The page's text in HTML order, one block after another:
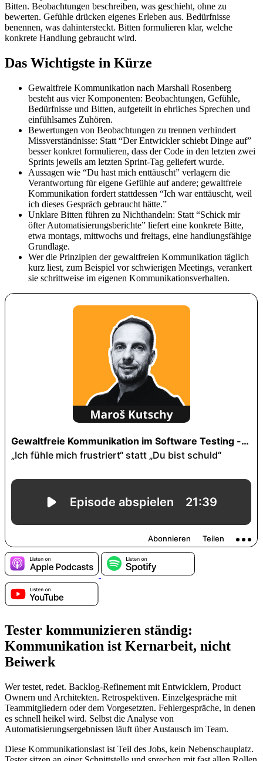
Bitten. Beobachtungen beschreiben, was geschieht, ohne zu
bewerten. Gefühle drücken eigenes Erleben aus. Bedürfnisse
benennen, was dahintersteckt. Bitten formulieren klar, welche
konkrete Handlung gebraucht wird.
Das Wichtigste in Kürze
Gewaltfreie Kommunikation nach Marshall Rosenberg
besteht aus vier Komponenten: Beobachtungen, Gefühle,
Bedürfnisse und Bitten, aufgeteilt in ehrliches Sprechen und
einfühlsames Zuhören.
Bewertungen von Beobachtungen zu trennen verhindert
Missverständnisse: Statt “Der Entwickler schiebt Dinge auf”
besser konkret formulieren, dass der Code in den letzten zwei
Sprints jeweils am letzten Sprint-Tag geliefert wurde.
Aussagen wie “Du hast mich enttäuscht” verlagern die
Verantwortung für eigene Gefühle auf andere; gewaltfreie
Kommunikation fordert stattdessen “Ich war enttäuscht, weil
ich dieses Gespräch gebraucht hätte.”
Unklare Bitten führen zu Nichthandeln: Statt “Schick mir
öfter Automatisierungsberichte” liefert eine konkrete Bitte,
etwa montags, mittwochs und freitags, eine handlungsfähige
Grundlage.
Wer die Prinzipien der gewaltfreien Kommunikation täglich
kurz liest, zum Beispiel vor schwierigen Meetings, verankert
sie schrittweise im eigenen Kommunikationsverhalten.
Tester kommunizieren ständig:
Kommunikation ist Kernarbeit, nicht
Beiwerk
Wer testet, redet. Backlog-Refinement mit Entwicklern, Product
Ownern und Architekten. Retrospektiven. Einzelgespräche mit
Teammitgliedern oder dem Vorgesetzten. Fehlergespräche, in denen
es schnell heikel wird. Selbst die Analyse von
Automatisierungsergebnissen läuft über Austausch im Team.
Diese Kommunikationslast ist Teil des Jobs, kein Nebenschauplatz.